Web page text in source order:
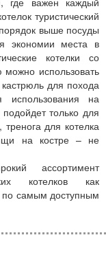
туристический
выше посуды
экономии места в
котелки со
использовать
для похода
на
только для
для котелка
на костре – не
ассортимент
котелков как
по самым доступным